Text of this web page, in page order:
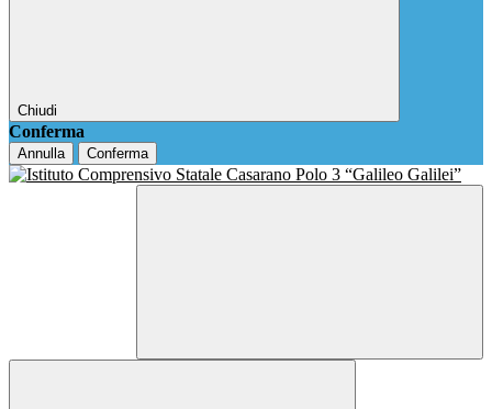
Chiudi
Conferma
Annulla Conferma